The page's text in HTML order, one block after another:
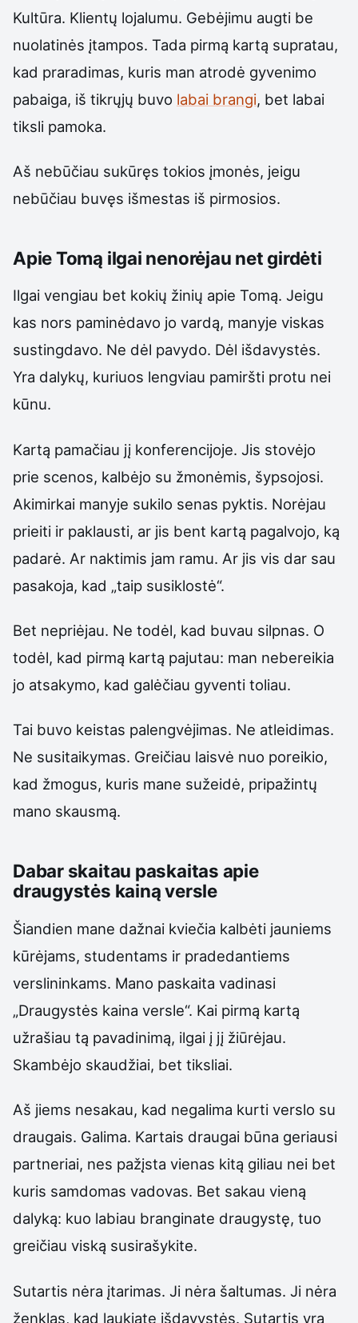
Kultūra. Klientų lojalumu. Gebėjimu augti be
nuolatinės įtampos. Tada pirmą kartą supratau,
kad praradimas, kuris man atrodė gyvenimo
pabaiga, iš tikrųjų buvo labai brangi, bet labai
tiksli pamoka.
Aš nebūčiau sukūręs tokios įmonės, jeigu
nebūčiau buvęs išmestas iš pirmosios.
Apie Tomą ilgai nenorėjau net girdėti
Ilgai vengiau bet kokių žinių apie Tomą. Jeigu
kas nors paminėdavo jo vardą, manyje viskas
sustingdavo. Ne dėl pavydo. Dėl išdavystės.
Yra dalykų, kuriuos lengviau pamiršti protu nei
kūnu.
Kartą pamačiau jį konferencijoje. Jis stovėjo
prie scenos, kalbėjo su žmonėmis, šypsojosi.
Akimirkai manyje sukilo senas pyktis. Norėjau
prieiti ir paklausti, ar jis bent kartą pagalvojo, ką
padarė. Ar naktimis jam ramu. Ar jis vis dar sau
pasakoja, kad „taip susiklostė“.
Bet nepriėjau. Ne todėl, kad buvau silpnas. O
todėl, kad pirmą kartą pajutau: man nebereikia
jo atsakymo, kad galėčiau gyventi toliau.
Tai buvo keistas palengvėjimas. Ne atleidimas.
Ne susitaikymas. Greičiau laisvė nuo poreikio,
kad žmogus, kuris mane sužeidė, pripažintų
mano skausmą.
Dabar skaitau paskaitas apie
draugystės kainą versle
Šiandien mane dažnai kviečia kalbėti jauniems
kūrėjams, studentams ir pradedantiems
verslininkams. Mano paskaita vadinasi
„Draugystės kaina versle“. Kai pirmą kartą
užrašiau tą pavadinimą, ilgai į jį žiūrėjau.
Skambėjo skaudžiai, bet tiksliai.
Aš jiems nesakau, kad negalima kurti verslo su
draugais. Galima. Kartais draugai būna geriausi
partneriai, nes pažįsta vienas kitą giliau nei bet
kuris samdomas vadovas. Bet sakau vieną
dalyką: kuo labiau branginate draugystę, tuo
greičiau viską susirašykite.
Sutartis nėra įtarimas. Ji nėra šaltumas. Ji nėra
ženklas, kad laukiate išdavystės. Sutartis yra